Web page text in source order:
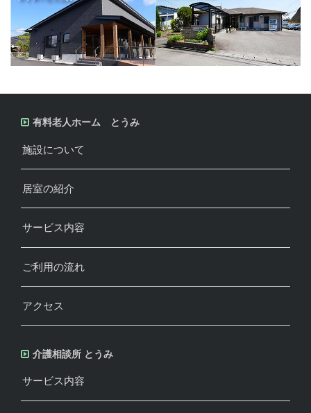
有料老人ホーム とうみ
施設について
居室の紹介
サービス内容
ご利用の流れ
アクセス
介護相談所 とうみ
サービス内容